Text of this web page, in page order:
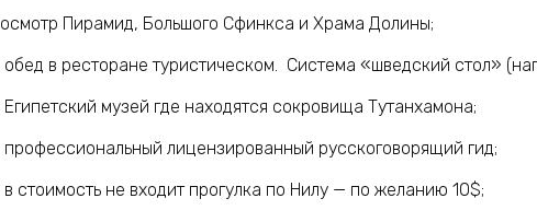
осмотр Пирамид, Большого Сфинкса и Храма Долины;
обед в ресторане туристическом. Система «шведский стол»
Египетский музей где находятся сокровища Тутанхамона;
профессиональный лицензированный русскоговорящий гид;
в стоимость не входит прогулка по Нилу — по желанию 10$;